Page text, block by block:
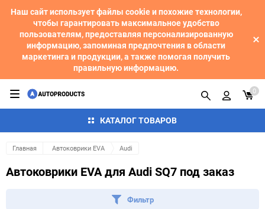
Наш сайт использует файлы cookie и похожие технологии,
чтобы гарантировать максимальное удобство
пользователям, предоставляя персонализированную
информацию, запоминая предпочтения в области
маркетинга и продукции, а также помогая получить
правильную информацию.
КАТАЛОГ ТОВАРОВ
0
Главная Автоковрики EVA Audi
Автоковрики EVA для Audi SQ7 под заказ
Фильтр